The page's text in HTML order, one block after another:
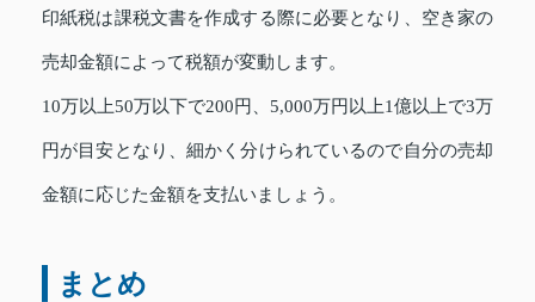
印紙税は課税文書を作成する際に必要となり、空き家の
売却金額によって税額が変動します。
10万以上50万以下で200円、5,000万円以上1億以上で3万
円が目安となり、細かく分けられているので自分の売却
金額に応じた金額を支払いましょう。
まとめ